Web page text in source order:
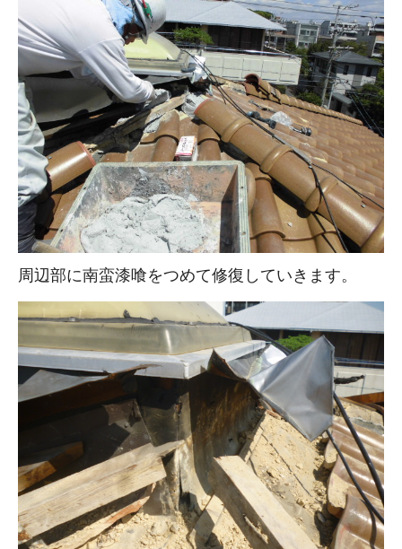
周辺部に南蛮漆喰をつめて修復していきます。